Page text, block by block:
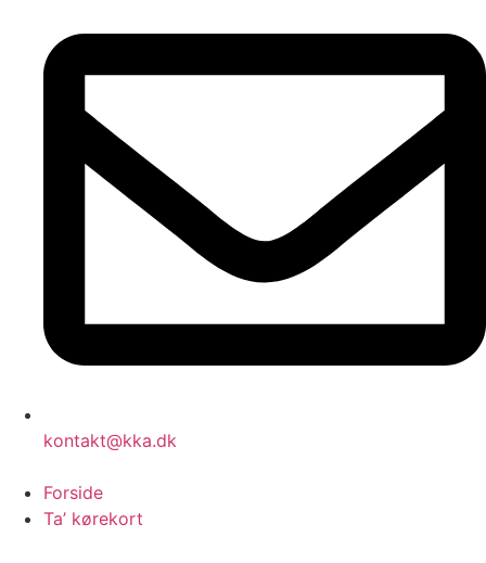
kontakt@kka.dk
Forside
Ta’ kørekort